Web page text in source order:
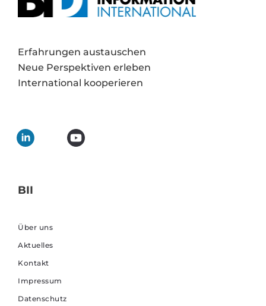
Erfahrungen austauschen
Neue Perspektiven erleben
International kooperieren
BII
Über uns
Aktuelles
Kontakt
Impressum
Datenschutz